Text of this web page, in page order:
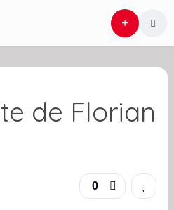
de Florian
0